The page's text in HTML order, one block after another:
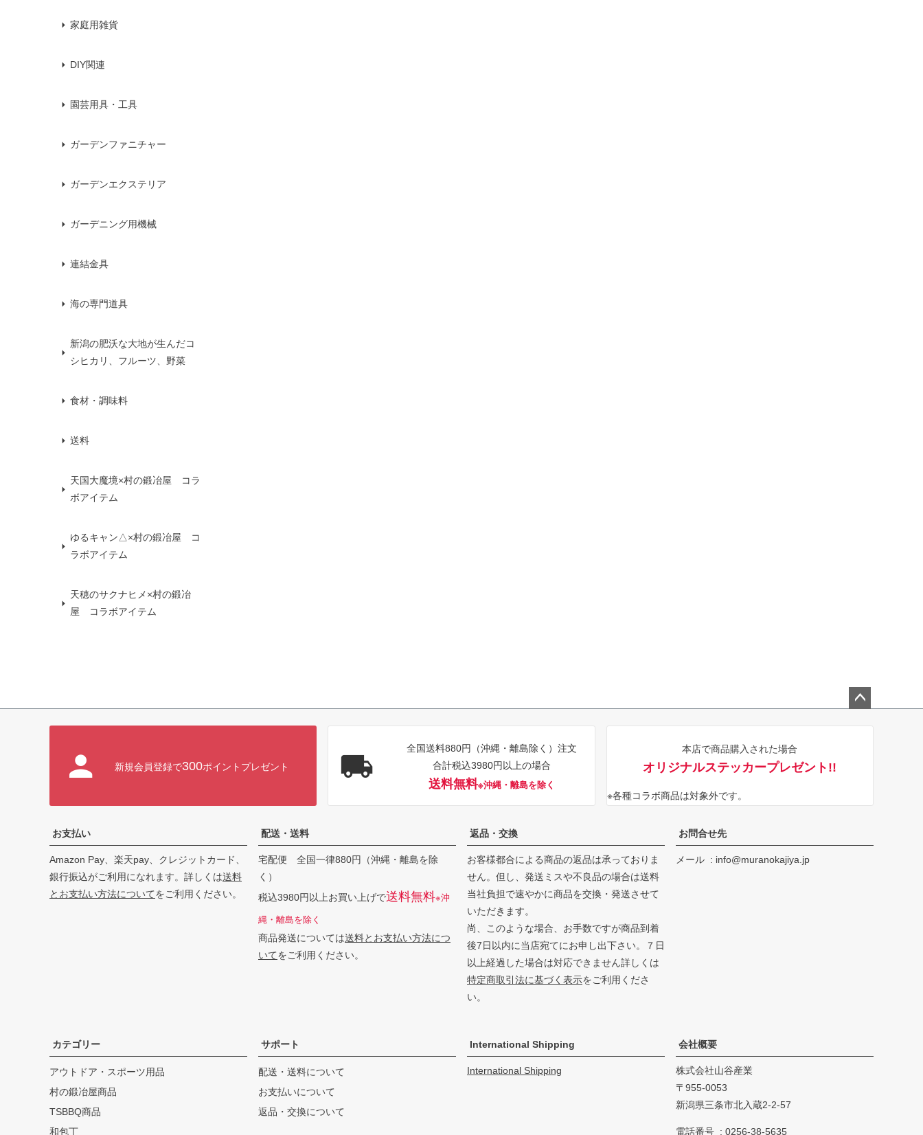
家庭用雑貨
DIY関連
園芸用具・工具
ガーデンファニチャー
ガーデンエクステリア
ガーデニング用機械
連結金具
海の専門道具
新潟の肥沃な大地が生んだコ
シヒカリ、フルーツ、野菜
食材・調味料
送料
天国大魔境×村の鍛冶屋 コラ
ボアイテム
ゆるキャン△×村の鍛冶屋 コ
ラボアイテム
天穂のサクナヒメ×村の鍛冶
屋 コラボアイテム
新規会員登録で300ポイントプレゼント
全国送料880円（沖縄・離島除く）注文
合計税込3980円以上の場合
送料無料※沖縄・離島を除く
本店で商品購入された場合
オリジナルステッカープレゼント!!
※各種コラボ商品は対象外です。
お支払い
Amazon Pay、楽天pay、クレジットカード、
銀行振込がご利用になれます。詳しくは送料
とお支払い方法についてをご利用ください。
配送・送料
宅配便 全国一律880円（沖縄・離島を除
く）
税込3980円以上お買い上げで送料無料※沖
縄・離島を除く
商品発送については送料とお支払い方法につ
いてをご利用ください。
返品・交換
お客様都合による商品の返品は承っておりま
せん。但し、発送ミスや不良品の場合は送料
当社負担で速やかに商品を交換・発送させて
いただきます。
尚、このような場合、お手数ですが商品到着
後7日以内に当店宛てにお申し出下さい。７日
以上経過した場合は対応できません詳しくは
特定商取引法に基づく表示をご利用くださ
い。
お問合せ先
メール info@muranokajiya.jp
カテゴリー
アウトドア・スポーツ用品
村の鍛冶屋商品
TSBBQ商品
和包丁
サポート
配送・送料について
お支払いについて
返品・交換について
International Shipping
International Shipping
会社概要
株式会社山谷産業
955-0053
新潟県三条市北入蔵2-2-57
電話番号 0256-38-5635